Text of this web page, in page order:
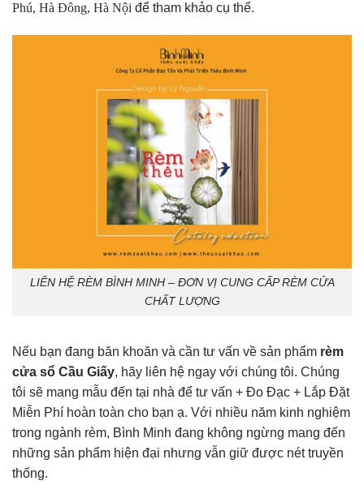
Phú, Hà Đông, Hà Nội để tham khảo cụ thể.
LIÊN HỆ RÈM BÌNH MINH – ĐƠN VỊ CUNG CẤP RÈM CỬA
CHẤT LƯỢNG
Nếu bạn đang băn khoăn và cần tư vấn về sản phẩm rèm
cửa sổ Cầu Giấy, hãy liên hệ ngay với chúng tôi. Chúng
tôi sẽ mang mẫu đến tại nhà để tư vấn + Đo Đạc + Lắp Đặt
Miễn Phí hoàn toàn cho bạn ạ. Với nhiều năm kinh nghiệm
trong ngành rèm, Bình Minh đang không ngừng mang đến
những sản phẩm hiện đại nhưng vẫn giữ được nét truyền
thống.